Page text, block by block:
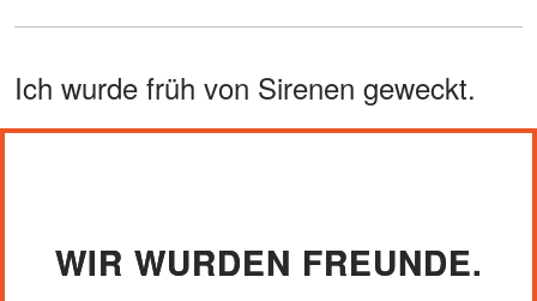
Ich wurde früh von Sirenen geweckt.
WIR WURDEN FREUNDE.